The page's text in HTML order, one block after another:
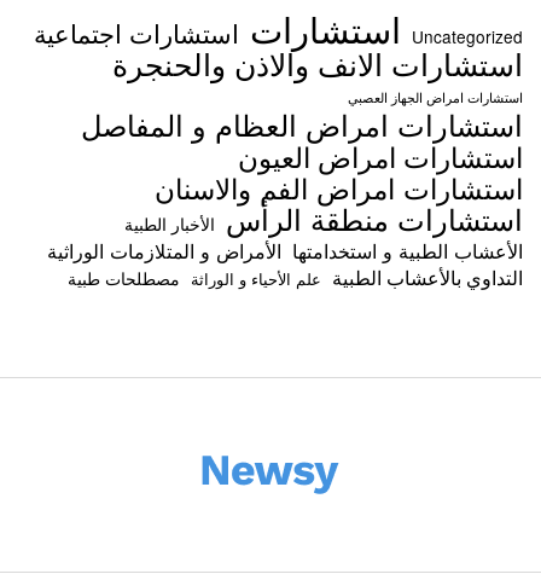
Uncategorized استشارات استشارات اجتماعية
استشارات الانف والاذن والحنجرة
استشارات امراض الجهاز العصبي
استشارات امراض العظام و المفاصل
استشارات امراض العيون
استشارات امراض الفم والاسنان
استشارات منطقة الرأس الأخبار الطبية
الأعشاب الطبية و استخدامتها الأمراض و المتلازمات الوراثية
التداوي بالأعشاب الطبية علم الأحياء و الوراثة مصطلحات طبية